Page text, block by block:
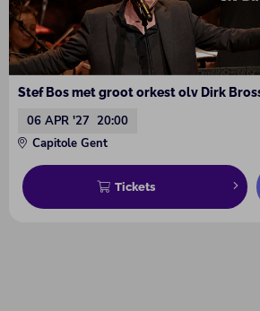
Stef Bos met groot orkest olv Dirk
06 APR '27 20:00
Capitole Gent
Tickets